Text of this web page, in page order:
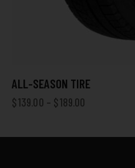
ALL-SEASON TIRE
$139.00 – $189.00